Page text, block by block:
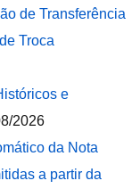
de Transferência
Troca
e
2026
da Nota
a partir da